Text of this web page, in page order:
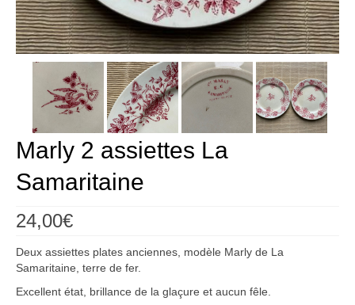
Ephemera
Créations
Soldes
Blog
Galerie
Marly 2 assiettes La
Samaritaine
24,00€
Deux assiettes plates anciennes, modèle Marly de La
Samaritaine, terre de fer.
Excellent état, brillance de la glaçure et aucun fêle.